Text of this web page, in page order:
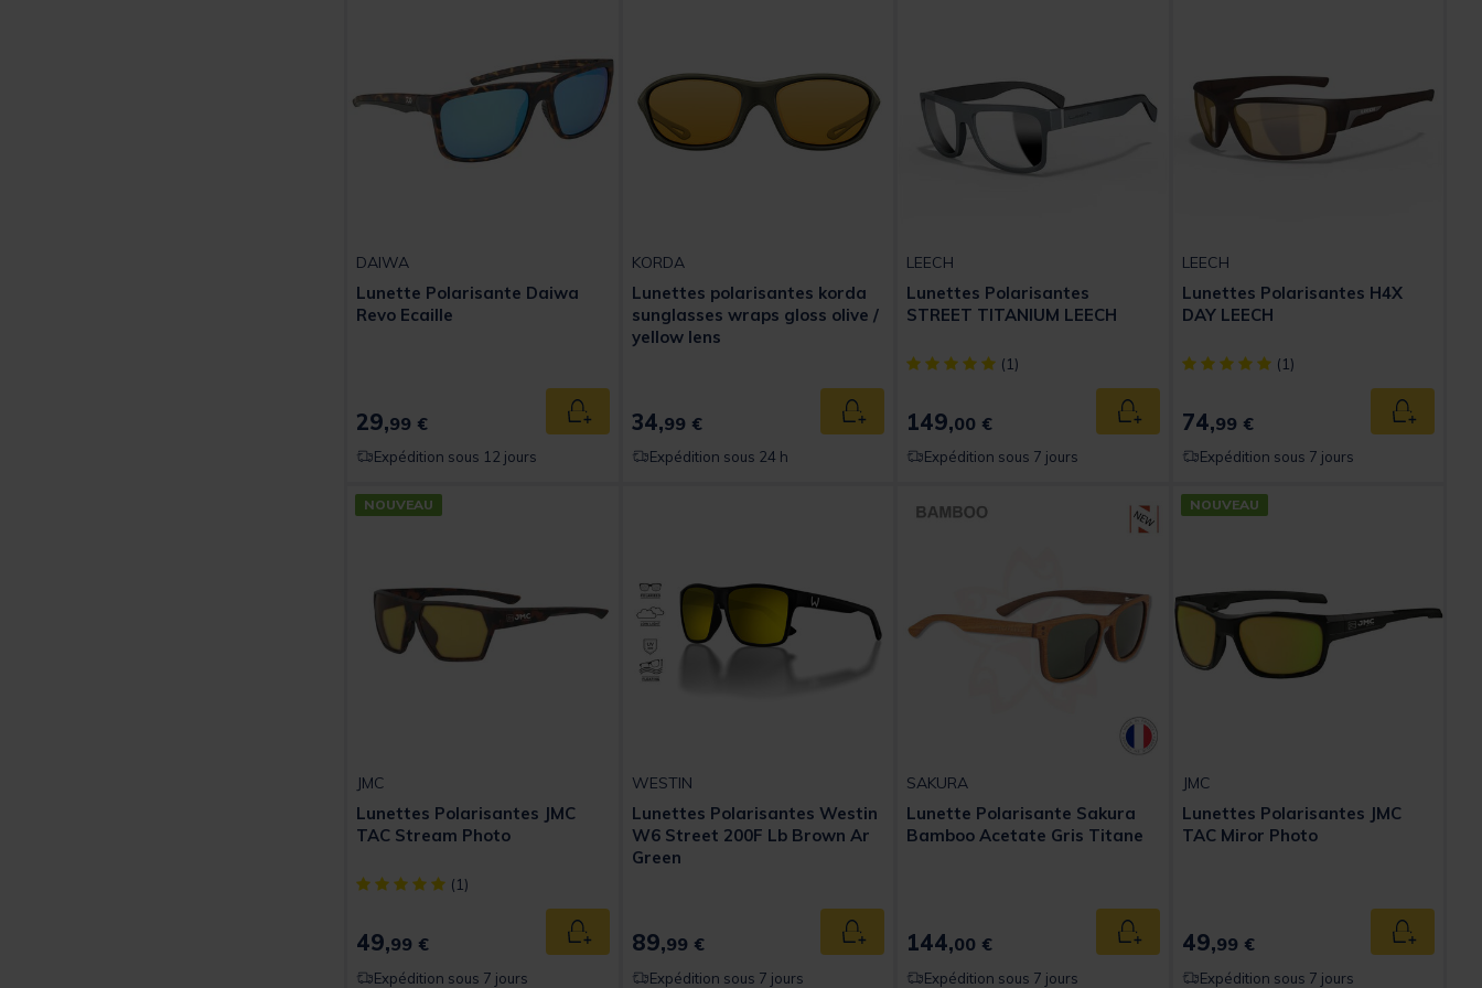
DAIWA
Lunette Polarisante Daiwa
Revo Ecaille
29,99 € Ajouter au panier
Expédition sous 12 jours
KORDA
Lunettes polarisantes korda
sunglasses wraps gloss olive /
yellow lens
34,99 € Ajouter au panier
Expédition sous 24 h
LEECH
Lunettes Polarisantes
STREET TITANIUM LEECH
[object Object] out of 5 Customer Rating
(1)
149,00 € Ajouter au panier
Expédition sous 7 jours
LEECH
Lunettes Polarisantes H4X
DAY LEECH
[object Object] out of 5 Customer Rating
(1)
74,99 € Ajouter
Expédition sous 7 jours
NOUVEAU
JMC
Lunettes Polarisantes JMC
TAC Stream Photo
[object Object] out of 5 Customer Rating
(1)
49,99 € Ajouter au panier
Expédition sous 7 jours
WESTIN
Lunettes Polarisantes Westin
W6 Street 200F Lb Brown Ar
Green
89,99 € Ajouter au panier
Expédition sous 7 jours
SAKURA
Lunette Polarisante Sakura
Bamboo Acetate Gris Titane
144,00 € Ajouter au panier
Expédition sous 7 jours
NOUVEAU
JMC
Lunettes Polarisantes JMC
TAC Miror Photo
49,99 € Ajouter
Expédition sous 7 jours